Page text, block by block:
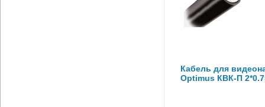
Кабель для
Optimus КВК-П